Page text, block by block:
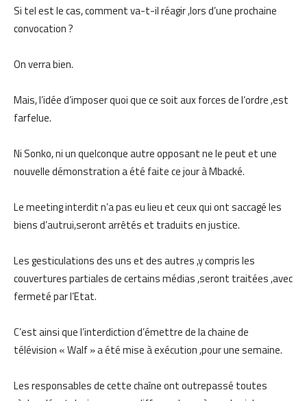
Si tel est le cas, comment va-t-il réagir ,lors d’une prochaine
convocation ?
On verra bien.
Mais, l’idée d’imposer quoi que ce soit aux forces de l‘ordre ,est
farfelue.
Ni Sonko, ni un quelconque autre opposant ne le peut et une
nouvelle démonstration a été faite ce jour à Mbacké.
Le meeting interdit n’a pas eu lieu et ceux qui ont saccagé les
biens d’autrui,seront arrêtés et traduits en justice.
Les gesticulations des uns et des autres ,y compris les
couvertures partiales de certains médias ,seront traitées ,avec
fermeté par l’Etat.
C’est ainsi que l’interdiction d’émettre de la chaine de
télévision « Walf » a été mise à exécution ,pour une semaine.
Les responsables de cette chaîne ont outrepassé toutes